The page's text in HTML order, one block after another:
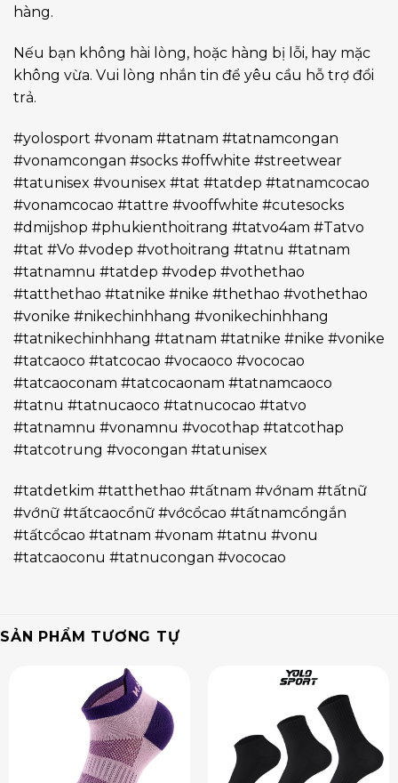
hàng.
Nếu bạn không hài lòng, hoặc hàng bị lỗi, hay mặc
không vừa. Vui lòng nhắn tin để yêu cầu hỗ trợ đổi
trả.
#yolosport #vonam #tatnam #tatnamcongan
#vonamcongan #socks #offwhite #streetwear
#tatunisex #vounisex #tat #tatdep #tatnamcocao
#vonamcocao #tattre #vooffwhite #cutesocks
#dmijshop #phukienthoitrang #tatvo4am #Tatvo
#tat #Vo #vodep #vothoitrang #tatnu #tatnam
#tatnamnu #tatdep #vodep #vothethao
#tatthethao #tatnike #nike #thethao #vothethao
#vonike #nikechinhhang #vonikechinhhang
#tatnikechinhhang #tatnam #tatnike #nike #vonike
#tatcaoco #tatcocao #vocaoco #vococao
#tatcaoconam #tatcocaonam #tatnamcaoco
#tatnu #tatnucaoco #tatnucocao #tatvo
#tatnamnu #vonamnu #vocothap #tatcothap
#tatcotrung #vocongan #tatunisex
#tatdetkim #tatthethao #tấtnam #vớnam #tấtnữ
#vớnữ #tấtcaocổnữ #vớcổcao #tấtnamcổngắn
#tấtcổcao #tatnam #vonam #tatnu #vonu
#tatcaoconu #tatnucongan #vococao
SẢN PHẨM TƯƠNG TỰ